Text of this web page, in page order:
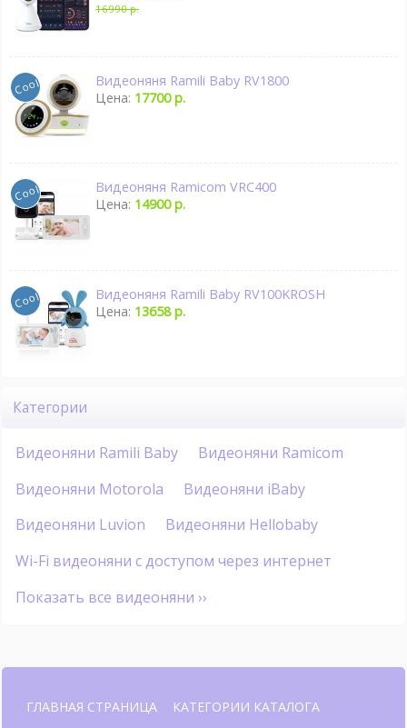
16990 р.
Видеоняня Ramili Baby RV1800
Цена: 17700 р.
Видеоняня Ramicom VRC400
Цена: 14900 р.
Видеоняня Ramili Baby RV100KROSH
Цена: 13658 р.
Категории
Видеоняни Ramili Baby
Видеоняни Ramicom
Видеоняни Motorola
Видеоняни iBaby
Видеоняни Luvion
Видеоняни Hellobaby
Wi-Fi видеоняни с доступом через интернет
Показать все видеоняни ››
ГЛАВНАЯ СТРАНИЦА
КАТЕГОРИИ КАТАЛОГА